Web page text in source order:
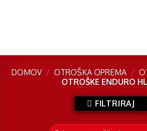
DOMOV / OTROŠKA OPREMA /
OTROŠKE ENDURO
FILTRIRAJ